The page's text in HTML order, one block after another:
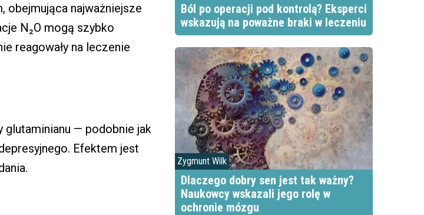
obejmująca najważniejsze
N₂O mogą szybko
reagowały na leczenie
glutaminianu — podobnie jak
Efektem jest
Ból po operacji pod kontrolą? Eksperci
wskazują na poważne braki w leczeniu
Zygmunt Wilk
Dlaczego dobry sen jest tak ważny?
Naukowcy wskazali jego rolę w
ochronie mózgu